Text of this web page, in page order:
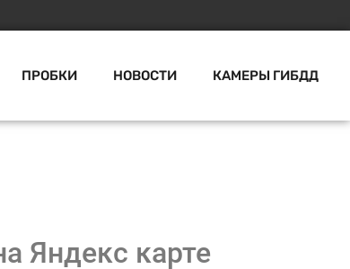
ПРОБКИ НОВОСТИ КАМЕРЫ ГИБДД
Яндекс карте